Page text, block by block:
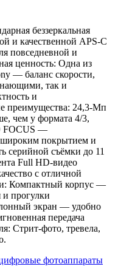
беззеркальная
и качественной APS-C
повседневной и
ценность: Одна из
— баланс скорости,
так и
и
преимущества: 24,3-Мп
чем у формата 4/3,
FOCUS —
широким покрытием и
серийной съёмки до 11
Full HD-видео
с отличной
Компактный корпус —
и прогулки
экран — удобно
передача
Стрит-фото, тревела,
фотоаппараты